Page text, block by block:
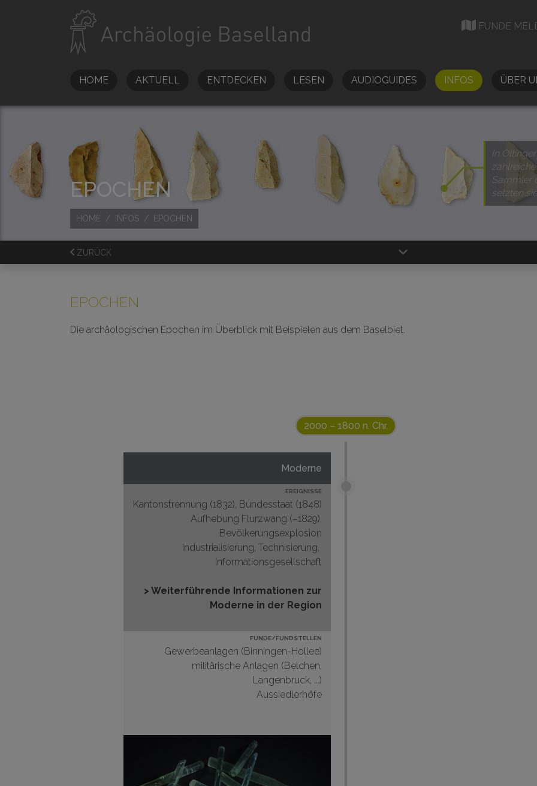
FUNDE
HOME AKTUELL ENTDECKEN LESEN AUDIOGUIDES INFOS ÜBER
EPOCHEN
HOME INFOS EPOCHEN
In
Sammler
setzten
ZURÜCK
EPOCHEN
Die archäologischen Epochen im Überblick mit Beispielen aus dem Baselbiet.
2000 – 1800 n. Chr.
Moderne
EREIGNISSE
Kantonstrennung (1832), Bundesstaat (1848)
Aufhebung Flurzwang (–1829),
Bevölkerungsexplosion
Industrialisierung, Technisierung,
Informationsgesellschaft
> Weiterführende Informationen zur
Moderne in der Region
FUNDE/FUNDSTELLEN
Gewerbeanlagen (Binningen-Hollee)
militärische Anlagen (Belchen,
Langenbruck, ...)
Aussiedlerhöfe